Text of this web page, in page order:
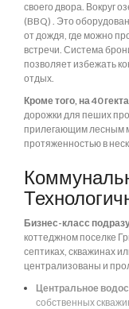
своего двора. Вокруг
(BBQ) . Это
от дождя, где можно
встречи. Система
позволяет избежать
отдых.
Кроме того, на 40
дорожки для пеших
прилегающим лесным
протяженностью в
Бизнес-класс
коттеджном поселке
септиках, скважинах
централизованы и
Центральное
собственных